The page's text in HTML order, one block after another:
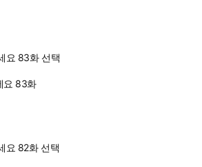
요 83화 선택
요 83화
요 82화 선택